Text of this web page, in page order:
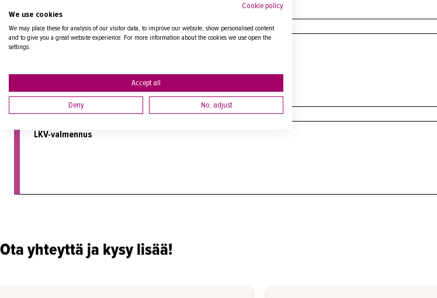
LKV-valmennus
Ota yhteyttä ja kysy lisää!
Cookie policy
We use cookies
We may place these for analysis of our visitor data, to improve our website, show personalised content
and to give you a great website experience. For more information about the cookies we use open the
settings.
Accept all
Deny No, adjust